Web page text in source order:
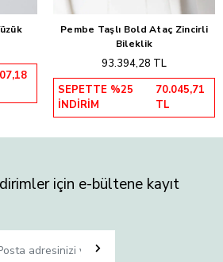
Sepete Ekle
Pembe Taşlı Bold Ataç Zincirli
Bileklik
93.394,28 TL
SEPETTE %25
İNDİRİM
70.045,71
TL
için e-bültene kayıt